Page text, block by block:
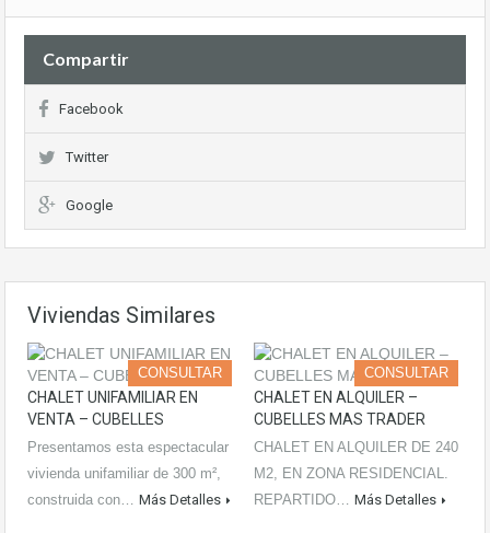
Compartir
Facebook
Twitter
Google
Viviendas Similares
CONSULTAR
CHALET UNIFAMILIAR EN
VENTA – CUBELLES
Presentamos esta espectacular
vivienda unifamiliar de 300 m²,
construida con… Más Detalles
CONSULTAR
CHALET EN ALQUILER –
CUBELLES MAS TRADER
CHALET EN ALQUILER DE 240
M2, EN ZONA RESIDENCIAL.
REPARTIDO… Más Detalles